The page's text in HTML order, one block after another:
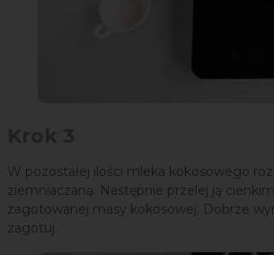
W pozostałej ilości mleka kokosowego
ziemniaczaną. Następnie przelej ją
zagotowanej masy kokosowej. Dobrze
zagotuj.